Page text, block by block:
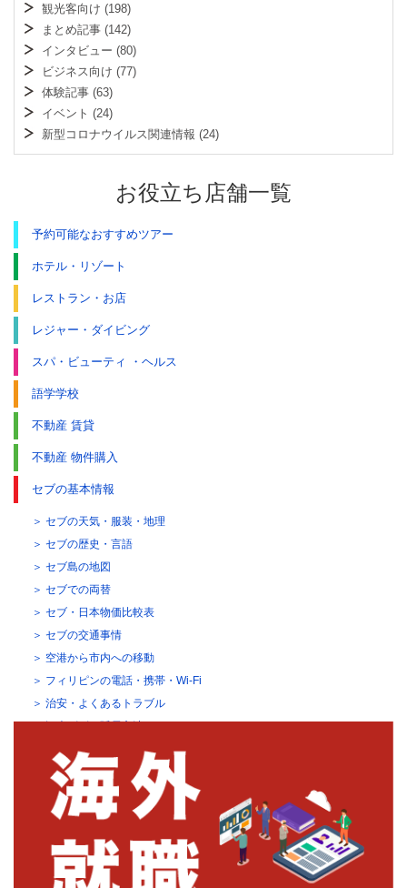
観光客向け (198)
まとめ記事 (142)
インタビュー (80)
ビジネス向け (77)
体験記事 (63)
イベント (24)
新型コロナウイルス関連情報 (24)
お役立ち店舗一覧
予約可能なおすすめツアー
ホテル・リゾート
レストラン・お店
レジャー・ダイビング
スパ・ビューティ ・ヘルス
語学学校
不動産 賃貸
不動産 物件購入
セブの基本情報
セブの天気・服装・地理
セブの歴史・言語
セブ島の地図
セブでの両替
セブ・日本物価比較表
セブの交通事情
空港から市内への移動
フィリピンの電話・携帯・Wi-Fi
治安・よくあるトラブル